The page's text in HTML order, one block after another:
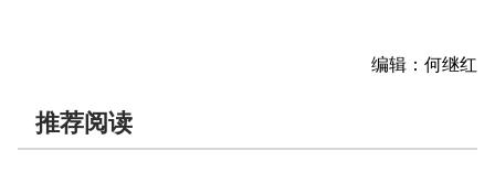
编辑：何继红
推荐阅读